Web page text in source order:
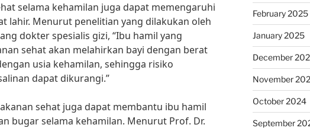
selama kehamilan juga dapat memengaruhi
lahir. Menurut penelitian yang dilakukan oleh
dokter spesialis gizi, “Ibu hamil yang
sehat akan melahirkan bayi dengan berat
usia kehamilan, sehingga risiko
dapat dikurangi.”
sehat juga dapat membantu ibu hamil
bugar selama kehamilan. Menurut Prof. Dr.
February 2025
January 2025
December
November
October 2024
September